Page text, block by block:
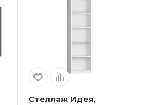
Стеллаж Идея,